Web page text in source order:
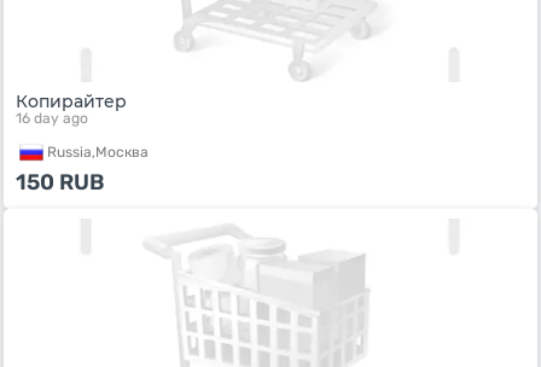
Копирайтер
16 day ago
Russia,Москва
150 RUB